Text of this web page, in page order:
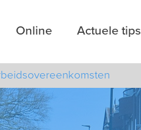
Online Actuele tips